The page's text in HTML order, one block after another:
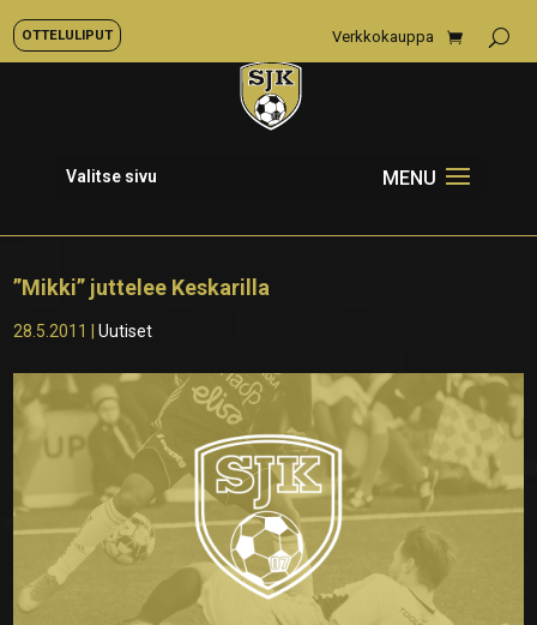
OTTELULIPUT Verkkokauppa
Valitse sivu
”Mikki” juttelee Keskarilla
28.5.2011 |Uutiset